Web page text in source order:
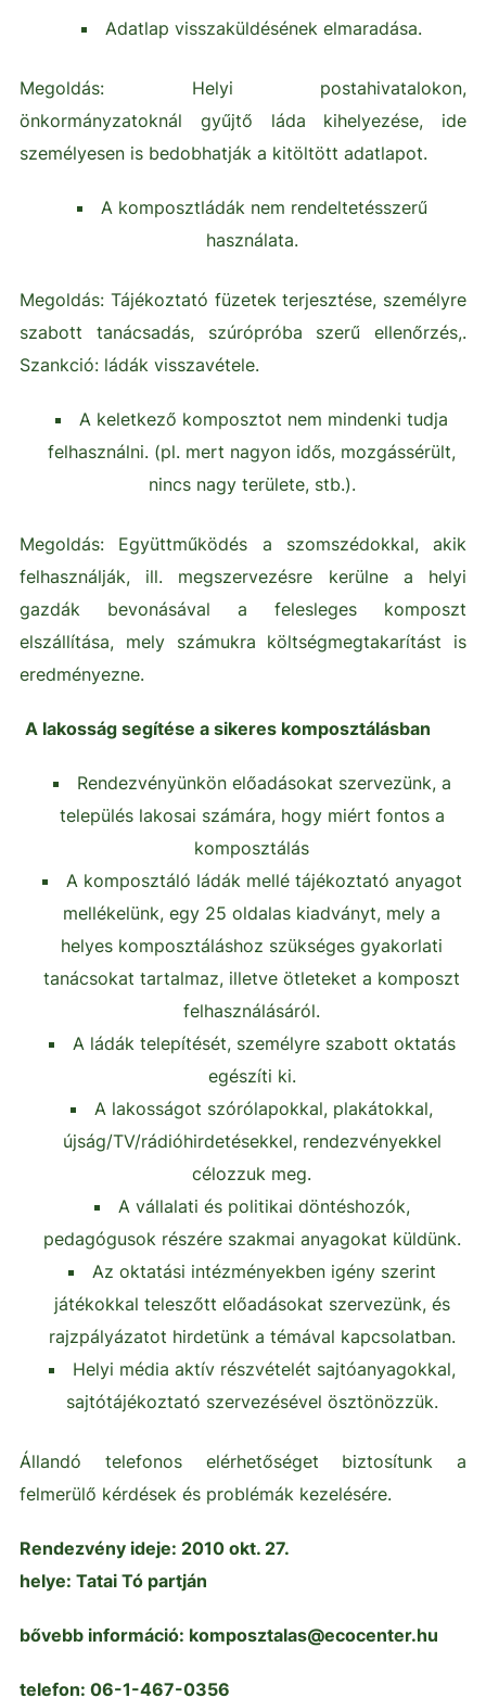
Adatlap visszaküldésének elmaradása.
Megoldás: Helyi postahivatalokon,
önkormányzatoknál gyűjtő láda kihelyezése, ide
személyesen is bedobhatják a kitöltött adatlapot.
A komposztládák nem rendeltetésszerű
használata.
Megoldás: Tájékoztató füzetek terjesztése, személyre
szabott tanácsadás, szúrópróba szerű ellenőrzés,.
Szankció: ládák visszavétele.
A keletkező komposztot nem mindenki tudja
felhasználni. (pl. mert nagyon idős, mozgássérült,
nincs nagy területe, stb.).
Megoldás: Együttműködés a szomszédokkal, akik
felhasználják, ill. megszervezésre kerülne a helyi
gazdák bevonásával a felesleges komposzt
elszállítása, mely számukra költségmegtakarítást is
eredményezne.
A lakosság segítése a sikeres komposztálásban
Rendezvényünkön előadásokat szervezünk, a
település lakosai számára, hogy miért fontos a
komposztálás
A komposztáló ládák mellé tájékoztató anyagot
mellékelünk, egy 25 oldalas kiadványt, mely a
helyes komposztáláshoz szükséges gyakorlati
tanácsokat tartalmaz, illetve ötleteket a komposzt
felhasználásáról.
A ládák telepítését, személyre szabott oktatás
egészíti ki.
A lakosságot szórólapokkal, plakátokkal,
újság/TV/rádióhirdetésekkel, rendezvényekkel
célozzuk meg.
A vállalati és politikai döntéshozók,
pedagógusok részére szakmai anyagokat küldünk.
Az oktatási intézményekben igény szerint
játékokkal teleszőtt előadásokat szervezünk, és
rajzpályázatot hirdetünk a témával kapcsolatban.
Helyi média aktív részvételét sajtóanyagokkal,
sajtótájékoztató szervezésével ösztönözzük.
Állandó telefonos elérhetőséget biztosítunk a
felmerülő kérdések és problémák kezelésére.
Rendezvény ideje: 2010 okt. 27.
helye: Tatai Tó partján
bővebb információ: komposztalas@ecocenter.hu
telefon: 06-1-467-0356